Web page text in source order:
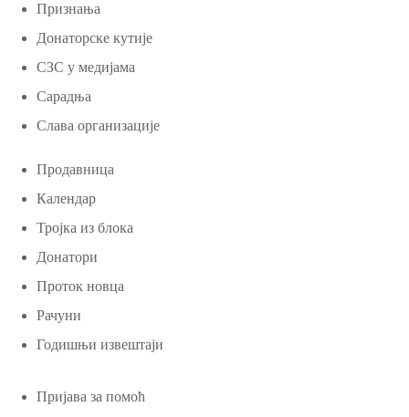
Признања
Донаторске кутије
СЗС у медијама
Сарадња
Слава организације
Продавница
Календар
Тројка из блока
Донатори
Проток новца
Рачуни
Годишњи извештаји
Пријава за помоћ